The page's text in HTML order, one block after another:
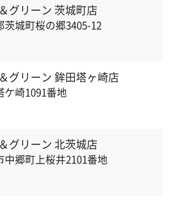
グリーン 茨城町店
茨城町桜の郷3405-12
グリーン 鉾田塔ヶ崎店
ケ崎1091番地
グリーン 北茨城店
中郷町上桜井2101番地